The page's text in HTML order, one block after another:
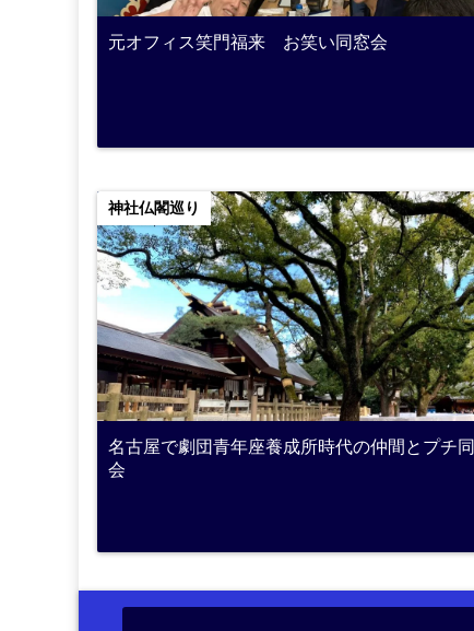
元オフィス笑門福来 お笑い同窓会
神社仏閣巡り
名古屋で劇団青年座養成所時代の仲間とプチ
会